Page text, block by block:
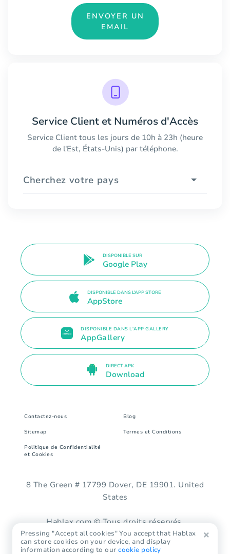
ENVOYER UN
EMAIL
Service Client et Numéros d'Accès
Service Client tous les jours de 10h à 23h (heure
de l'Est, États-Unis) par téléphone.
Cherchez votre pays
DISPONIBLE SUR
Google Play
DISPONIBLE DANS L’APP STORE
AppStore
DISPONIBLE DANS L'APP GALLERY
AppGallery
DIRECT APK
Download
Contactez-nous Blog
Sitemap Termes et Conditions
Politique de Confidentialité
et Cookies
8 The Green # 17799 Dover, DE 19901. United
States
Hablax.com © Tous droits réservés.
Pressing "Accept all cookies" You accept that Hablax
can store cookies on your device, and display
information according to ourcookie policy